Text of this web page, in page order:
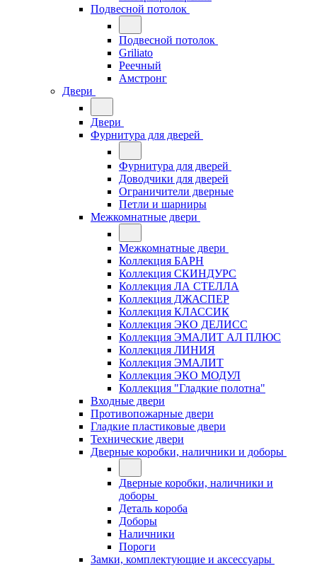
Подвесной потолок
Подвесной потолок
Griliato
Реечный
Амстронг
Двери
Двери
Фурнитура для дверей
Фурнитура для дверей
Доводчики для дверей
Ограничители дверные
Петли и шарниры
Межкомнатные двери
Межкомнатные двери
Коллекция БАРН
Коллекция СКИНДУРС
Коллекция ЛА СТЕЛЛА
Коллекция ДЖАСПЕР
Коллекция КЛАССИК
Коллекция ЭКО ДЕЛИСС
Коллекция ЭМАЛИТ АЛ ПЛЮС
Коллекция ЛИНИЯ
Коллекция ЭМАЛИТ
Коллекция ЭКО МОДУЛ
Коллекция "Гладкие полотна"
Входные двери
Противопожарные двери
Гладкие пластиковые двери
Технические двери
Дверные коробки, наличники и доборы
Дверные коробки, наличники и
доборы
Деталь короба
Доборы
Наличники
Пороги
Замки, комплектующие и аксессуары